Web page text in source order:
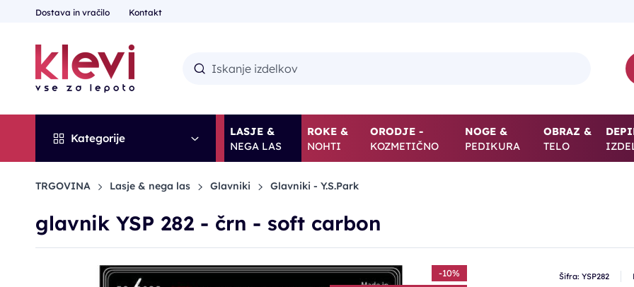
Dostava in vračilo Kontakt
Kategorije
LASJE &
NEGA LAS
ROKE &
NOHTI
ORODJE -
KOZMETIČNO
NOGE &
PEDIKURA
OBRAZ &
TELO
TRGOVINA Lasje & nega las Glavniki Glavniki - Y.S.Park
glavnik YSP 282 - črn - soft carbon
-10%
Šifra: YSP282